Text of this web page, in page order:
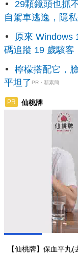
29顆鏡頭也抓
自駕車逃逸，隱
原來 Windows
碼追蹤 19 歲駭客
檸檬搭配它，
平坦了 PR・新素簡
PR 仙桃牌
【仙桃牌】保血平丸(